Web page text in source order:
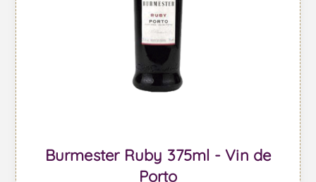
Burmester Ruby 375ml - Vin de
Porto